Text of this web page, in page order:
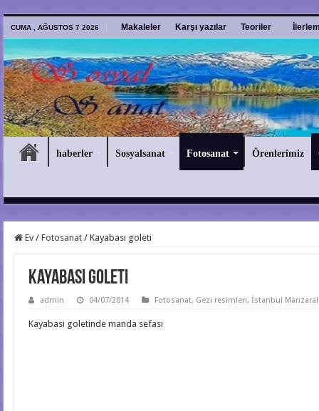
CUMA , AĞUSTOS 7 2026 Makaleler Karşı yazılar Teoriler
haberler Sosyalsanat Fotosanat Örenlerimiz
Ev / Fotosanat / Kayabası goleti
Kayabası goleti
admin 04/07/2014 Fotosanat, Gezi resimleri,İstanbul
Kayabası goletinde manda sefası